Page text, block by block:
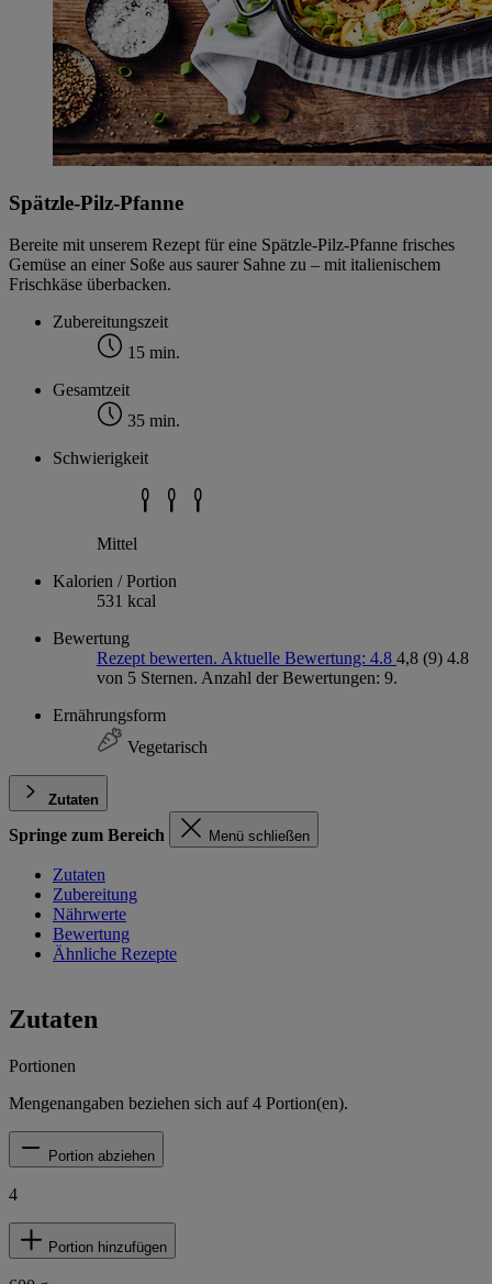
Spätzle-Pilz-Pfanne
Bereite mit unserem Rezept für eine Spätzle-Pilz-Pfanne frisches
Gemüse an einer Soße aus saurer Sahne zu – mit italienischem
Frischkäse überbacken.
Zubereitungszeit
15 min.
Gesamtzeit
35 min.
Schwierigkeit
Mittel
Kalorien / Portion
531 kcal
Bewertung
Rezept bewerten. Aktuelle Bewertung: 4.8 4,8 (9) 4.8
von 5 Sternen. Anzahl der Bewertungen: 9.
Ernährungsform
Vegetarisch
Zutaten
Springe zum Bereich Menü schließen
Zutaten
Zubereitung
Nährwerte
Bewertung
Ähnliche Rezepte
Zutaten
Portionen
Mengenangaben beziehen sich auf4 Portion(en).
Portion abziehen
4
Portion hinzufügen